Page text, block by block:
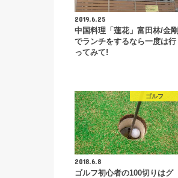
2019.6.25
中国料理「蓮花」富田林/金剛
でランチをするなら一度は行
ってみて!
ゴルフ
2018.6.8
ゴルフ初心者の100切りはグ